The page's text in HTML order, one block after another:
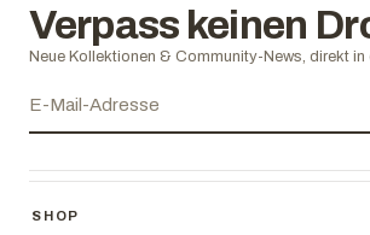
Verpass keinen
Neue Kollektionen & Community-News, direkt in
SHOP